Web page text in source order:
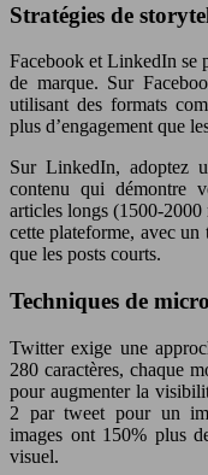
Stratégies de
Facebook et LinkedIn se
de marque. Sur
utilisant des formats
plus d’engagement que
Sur LinkedIn, adoptez
contenu qui démontre
articles longs (1500-
cette plateforme, avec un
que les posts courts.
Techniques de
Twitter exige une
280 caractères, chaque
pour augmenter la
2 par tweet pour un
images ont 150% plus
visuel.